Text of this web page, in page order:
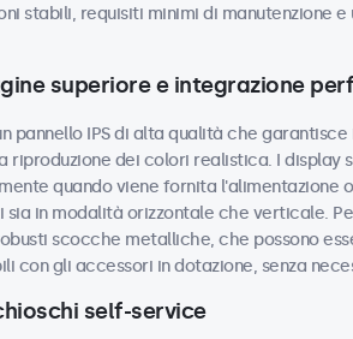
stabili, requisiti minimi di manutenzione e
superiore e integrazione
pannello IPS di alta qualità che
riproduzione dei colori realistica. I
quando viene fornita l'alimentazione
sia in modalità orizzontale che verticale.
scocche metalliche, che possono
con gli accessori in dotazione, senza
self-service